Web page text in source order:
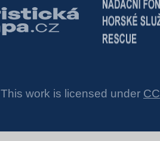
This work is licensed under